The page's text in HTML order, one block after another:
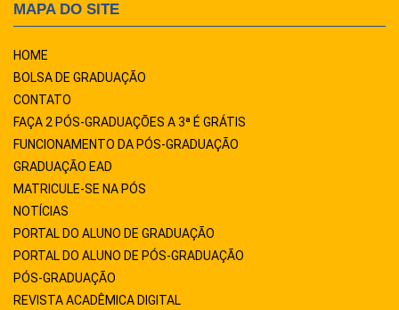
MAPA DO SITE
HOME
BOLSA DE GRADUAÇÃO
CONTATO
FAÇA 2 PÓS-GRADUAÇÕES A 3ª É GRÁTIS
FUNCIONAMENTO DA PÓS-GRADUAÇÃO
GRADUAÇÃO EAD
MATRICULE-SE NA PÓS
NOTÍCIAS
PORTAL DO ALUNO DE GRADUAÇÃO
PORTAL DO ALUNO DE PÓS-GRADUAÇÃO
PÓS-GRADUAÇÃO
REVISTA ACADÊMICA DIGITAL